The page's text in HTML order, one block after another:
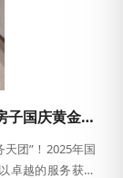
践行初心使命 书写满意答卷——盐城草房子国庆黄金周高质量旅游接待服务赢得多方赞誉
团”！2025年国
卓越的服务获得